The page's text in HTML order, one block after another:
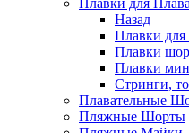
Плавки для
Назад
Плавки
Плавки
Плавки
Стринги,
Плавательные
Пляжные Шорты